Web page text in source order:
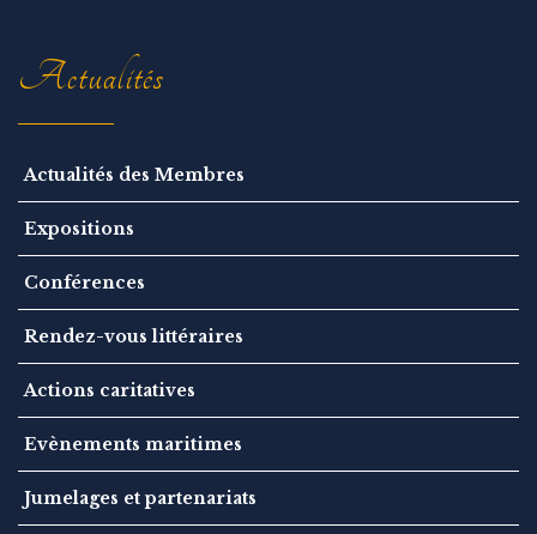
Actualités
Actualités des Membres
Expositions
Conférences
Rendez-vous littéraires
Actions caritatives
Evènements maritimes
Jumelages et partenariats